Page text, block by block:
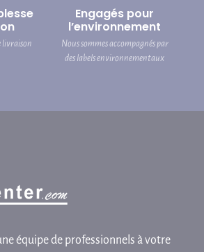
livraison
Engagés pour
l’environnement
Nous sommes accompagnés par
des labels environnementaux
équipe de professionnels à votre